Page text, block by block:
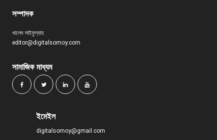
সম্পাদক
খালেদ সাইফুল্যাহ
editor@digitalsomoy.com
সামাজিক মাধ্যম
ইমেইল
digitalsomoy@gmail.com